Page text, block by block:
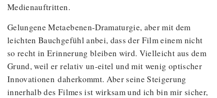
Medienauftritten.
Gelungene Metaebenen-Dramaturgie, aber mit dem
leichten Bauchgefühl anbei, dass der Film einem nicht
so recht in Erinnerung bleiben wird. Vielleicht aus dem
Grund, weil er relativ un-eitel und mit wenig optischer
Innovationen daherkommt. Aber seine Steigerung
innerhalb des Filmes ist wirksam und ich bin mir sicher,